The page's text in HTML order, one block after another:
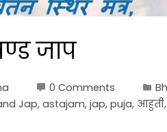
जाप
0 Comments
Jap, astajam, jap, puja, आहुती,